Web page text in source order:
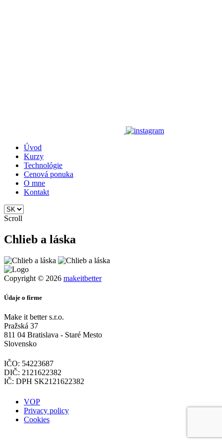
Úvod
Kurzy
Technológie
Cenová ponuka
O mne
Kontakt
Scroll
Chlieb a láska
Copyright © 2026 makeitbetter
Údaje o firme
Make it better s.r.o.
Pražská 37
811 04 Bratislava - Staré Mesto
Slovensko
IČO: 54223687
DIČ: 2121622382
IČ: DPH SK2121622382
VOP
Privacy policy
Cookies